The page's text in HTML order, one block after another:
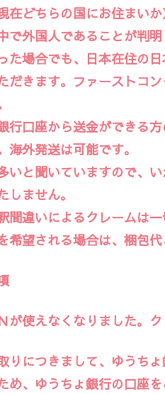
在どちらの国にお住まい
で外国人であることが判
た場合でも、日本在住の
だきます。ファーストコ
行口座から送金ができる
海外発送は可能です。
いと聞いていますので、
しません。
間違いによるクレームは
希望される場合は、梱包
が使えなくなりました。
りにつきまして、ゆうち
め、ゆうちょ銀行の口座